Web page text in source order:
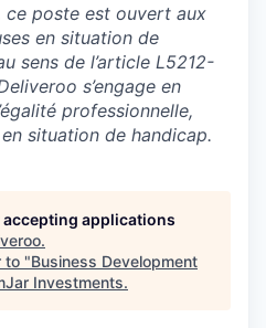
ce poste est ouvert aux
en situation de
sens de l’article L5212-
s’engage en
professionnelle,
situation de handicap.
applications
.
to "Business Development
Investments.